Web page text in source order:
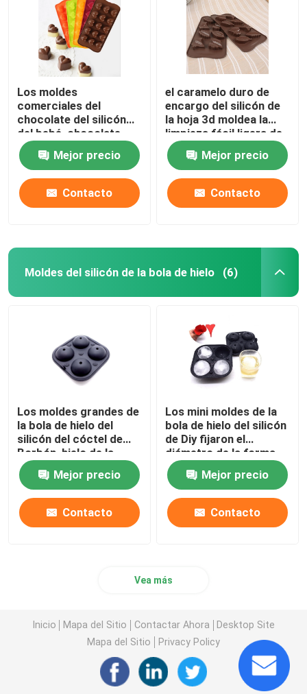
Los moldes
comerciales del
chocolate del silicón
del bebé, chocolate
profesional moldean la
categoría alimenticia
Mejor precio
Contacto
el caramelo duro de
encargo del silicón de
la hoja 3d moldea la
limpieza fácil ligera de
8 cavidades
Mejor precio
Contacto
Moldes del silicón de la bola de hielo (6)
Los moldes grandes de
la bola de hielo del
silicón del cóctel de
Borbón, hielo de la
esfera moldean la
cavidad 4Mejor precio
Contacto
Los mini moldes de la
bola de hielo del silicón
de Diy fijaron el
diámetro de la forma
redonda los 5.6CM
para las bebidas
Mejor precio
Contacto
Vea más
Inicio Mapa del Sitio Contactar Ahora
Desktop Site
Mapa del Sitio
Privacy Policy